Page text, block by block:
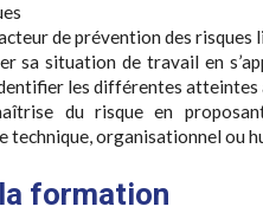
de prévention des
sa situation de travail en
les différentes atteintes
du risque en
technique, organisationnel ou
formation